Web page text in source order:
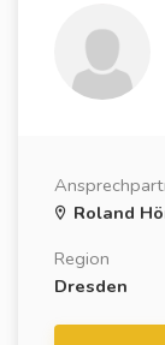
Roland
Region
Dresden